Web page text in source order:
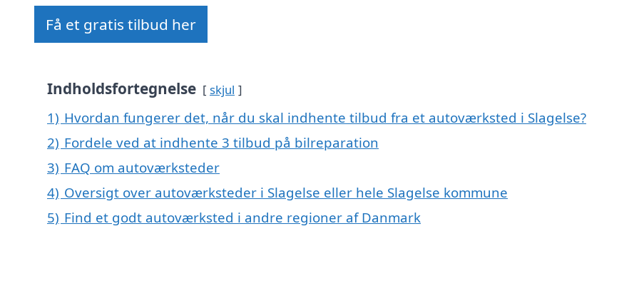
Få et gratis tilbud her
Indholdsfortegnelse skjul
1) Hvordan fungerer det, når du skal indhente tilbud fra et autoværksted i Slagelse?
2) Fordele ved at indhente 3 tilbud på bilreparation
3) FAQ om autoværksteder
4) Oversigt over autoværksteder i Slagelse eller hele Slagelse kommune
5) Find et godt autoværksted i andre regioner af Danmark